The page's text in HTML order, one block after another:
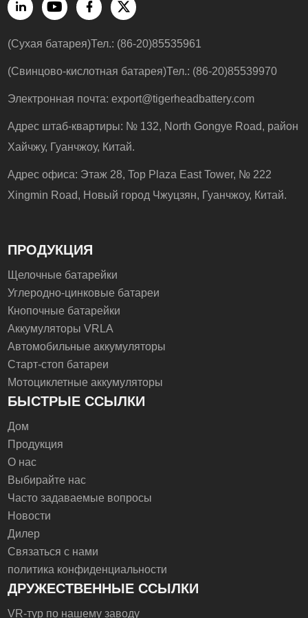
(Сухая батарея)Тел.: (86-20)85535961
(Свинцово-кислотная батарея)Тел.: (86-20)85539970
Электронная почта:export@tigerheadbattery.com
Адрес штаб-квартиры: № 132, North Gongye Road, район
Хайчжу, Гуанчжоу, Китай.
Адрес офиса: Этаж 28, Top Plaza East Tower, № 222
Xingmin Road, Новый город Чжуцзян, Гуанчжоу, Китай.
ПРОДУКЦИЯ
Щелочные батарейки
Углеродно-цинковые батареи
Кнопочные батарейки
Аккумуляторы VRLA
Автомобильные аккумуляторы
Старт-стоп батареи
Мотоциклетные аккумуляторы
БЫСТРЫЕ ССЫЛКИ
Дом
Продукция
О нас
Выбирайте нас
Часто задаваемые вопросы
Новости
Дилер
Связаться с нами
политика конфиденциальности
ДРУЖЕСТВЕННЫЕ ССЫЛКИ
VR-тур по нашему заводу